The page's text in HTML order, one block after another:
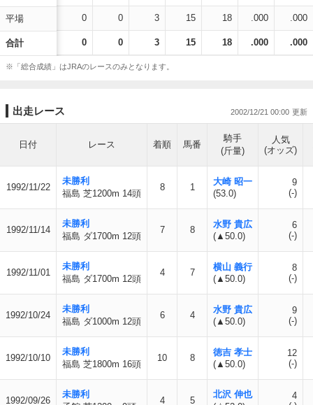
平場
合計
0 0 3 15 18 .000 .000
0 0 3 15 18 .000 .000
※「総合成績」はJRAのレースのみとなります。
出走レース 2002/12/21 00:00
日付 レース 着順 馬番
騎手
(斤量)
人気
(オッズ)
1992/11/22
未勝利
福島 芝1200m 14頭
8 1
大崎 昭一
(53.0)
9
(-)
1992/11/14
未勝利
福島 ダ1700m 12頭
7 8
水野 貴広
(▲50.0)
6
(-)
1992/11/01
未勝利
福島 ダ1700m 12頭
4 7
横山 義行
(▲50.0)
8
(-)
1992/10/24
未勝利
福島 ダ1000m 12頭
6 4
水野 貴広
(▲50.0)
9
(-)
1992/10/10
未勝利
福島 芝1800m 16頭
10 8
徳吉 孝士
(▲50.0)
12
(-)
1992/09/26
未勝利
4 5
北沢 伸也
4